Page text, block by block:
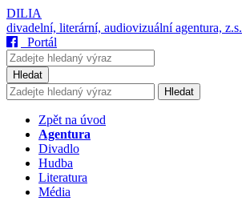
DILIA
divadelní, literární, audiovizuální agentura, z.s.
Portál
Hledat
Hledat
Zpět na úvod
Agentura
Divadlo
Hudba
Literatura
Média